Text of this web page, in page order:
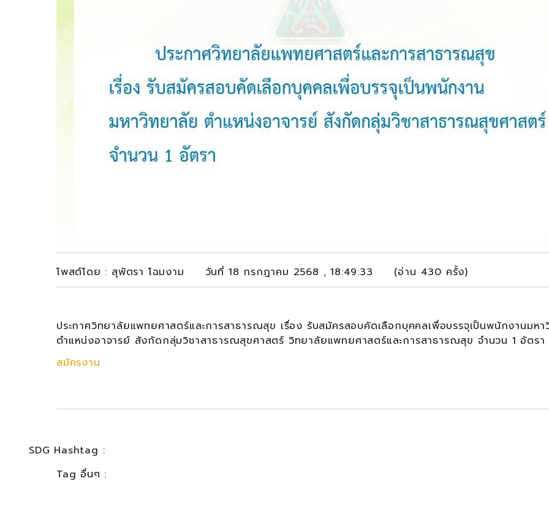
โพสต์โดย : สุพัตรา โฉมงาม วันที่ 18 กรกฎาคม 2568 , 18:49:33 (อ่าน 430 ครั้ง)
ประกาศวิทยาลัยแพทยศาสตร์และการสาธารณสุข เรื่อง รับสมัครสอบคัดเลือกบุคคลเพื่อบรรจุเป็นพนักงานมหา
ตำแหน่งอาจารย์ สังกัดกลุ่มวิชาสาธารณสุขศาสตร์ วิทยาลัยแพทยศาสตร์และการสาธารณสุข จำนวน 1 อัตรา
สมัครงาน
SDG Hashtag :
Tag อื่นๆ :